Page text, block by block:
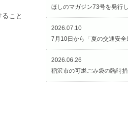
こと
ほしのマガジン73号を発行
2026.07.10
7月10日から「夏の交通安全県民運動（交通安全週間）
2026.06.26
稲沢市の可燃ごみ袋の臨時措置期間を